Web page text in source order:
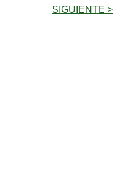
SIGUIENTE >